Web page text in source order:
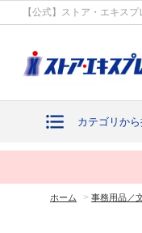
【公式】ストア・エキス
カテゴリか
ホーム > 事務用品／